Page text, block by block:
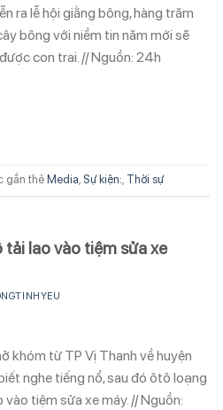
ra lễ hội giằng bông, hàng trăm
bông với niềm tin năm mới sẽ
con trai. // Nguồn: 24h
gắn thẻ Media Sự kiện: Thời sự
lao vào tiệm sửa xe
khóm từ TP Vị Thanh về huyện
nghe tiếng nổ, sau đó ôtô loạng
tiệm sửa xe máy. // Nguồn: